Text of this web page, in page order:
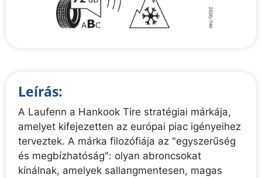
Leírás:
A Laufenn a Hankook Tire stratégiai márkája,
amelyet kifejezetten az európai piac igényeihez
terveztek. A márka filozófiája az "egyszerűség
és megbízhatóság": olyan abroncsokat
kínálnak, amelyek sallangmentesen, magas